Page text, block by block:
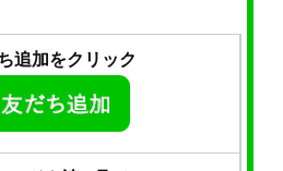
追加をクリック